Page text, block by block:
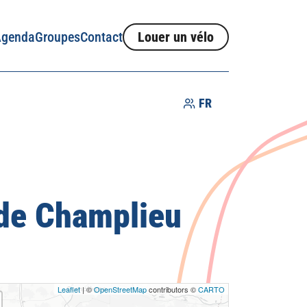
GroupesContact Louer un vélo
Savoir-faire
FR
Champlieu
Leaflet| ©OpenStreetMapcontributors ©CARTO